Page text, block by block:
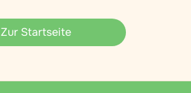
Zur Startseite